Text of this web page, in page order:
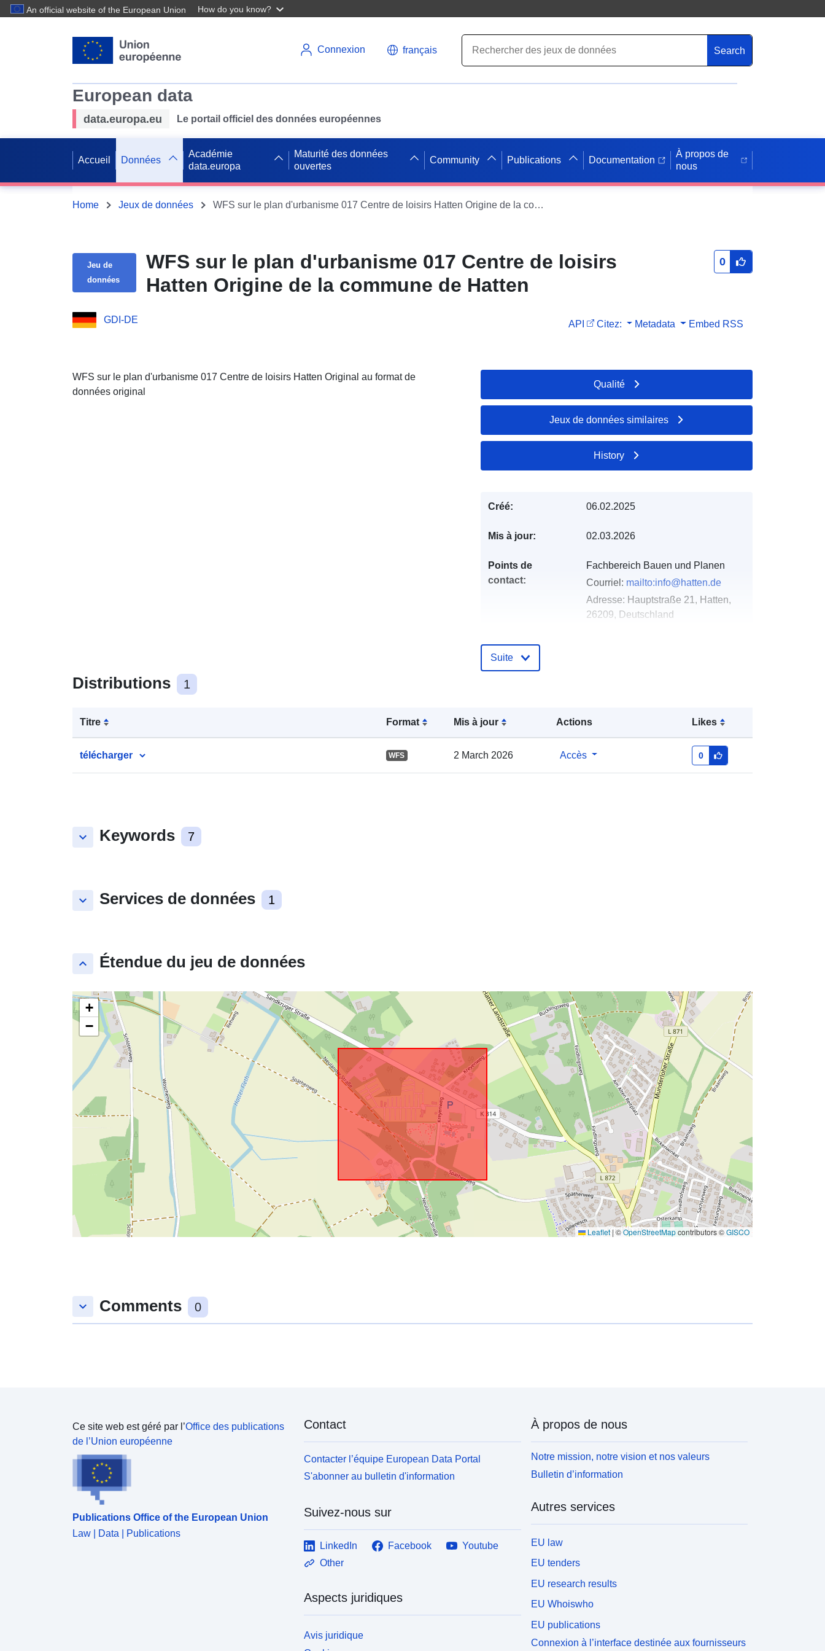
An official website of the European Union How do you know?
Connexion français Search
European data
data.europa.eu Le portail officiel des données européennes
Accueil Données
Académie
data.europa
Maturité des données
ouvertes
Community Publications Documentation
À propos de
nous
Home Jeux de données WFS sur le plan d'urbanisme 017 Centre de loisirs Hatten Origine de la commune de Hatten
Jeu de
données
WFS sur le plan d'urbanisme 017 Centre de loisirs
Hatten Origine de la commune de Hatten
0
GDI-DE API Citez: Metadata Embed RSS
WFS sur le plan d'urbanisme 017 Centre de loisirs Hatten Original au format de
données original
Distributions 1
Titre Format Mis à jour Actions Likes
télécharger WFS 2 March 2026 Accès 0
keyboard_arrow_down Keywords 7
keyboard_arrow_down Services de données 1
keyboard_arrow_up Étendue du jeu de données
+
−
Leaflet |©OpenStreetMapcontributors ©GISCO
Qualité
Jeux de données similaires
History
Créé: 06.02.2025
Mis à jour: 02.03.2026
Points de
contact:
Fachbereich Bauen und Planen
Courriel: mailto:info@hatten.de
Adresse: Hauptstraße 21, Hatten,
26209, Deutschland
Compte rendu du
53.0286363 ], [ 8.3395426,
53.0286363 ], [ 8.3395426,
Suite
keyboard_arrow_down Comments 0
Ce site web est géré par l’Office des publications
de l’Union européenne
Publications Office of the European Union
Law | Data | Publications
Contact
Contacter l’équipe European Data Portal
S'abonner au bulletin d'information
Suivez-nous sur
LinkedIn Facebook
Youtube
Other
Aspects juridiques
Avis juridique
À propos de nous
Notre mission, notre vision et nos valeurs
Bulletin d’information
Autres services
EU law
EU tenders
EU research results
EU Whoiswho
EU publications
Connexion à l’interface destinée aux fournisseurs